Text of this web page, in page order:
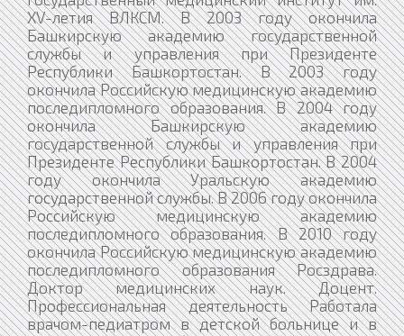
XV-летия ВЛКСМ. В 2003 году окончила
Башкирскую академию государственной
службы и управления при Президенте
Республики Башкортостан. В 2003 году
окончила Российскую медицинскую академию
последипломного образования. В 2004 году
окончила Башкирскую академию
государственной службы и управления при
Президенте Республики Башкортостан. В 2004
году окончила Уральскую академию
государственной службы. В 2006 году окончила
Российскую медицинскую академию
последипломного образования. В 2010 году
окончила Российскую медицинскую академию
последипломного образования Росздрава.
Доктор медицинских наук. Доцент.
Профессиональная деятельность Работала
врачом-педиатром в детской больнице и в